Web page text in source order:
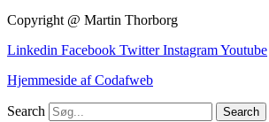
Copyright @ Martin Thorborg
Linkedin Facebook Twitter InstagramYoutube
Hjemmeside af Codafweb
Search Search